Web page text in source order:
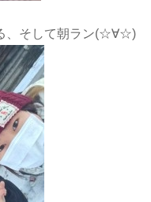
、そして朝ラン(☆∀☆)